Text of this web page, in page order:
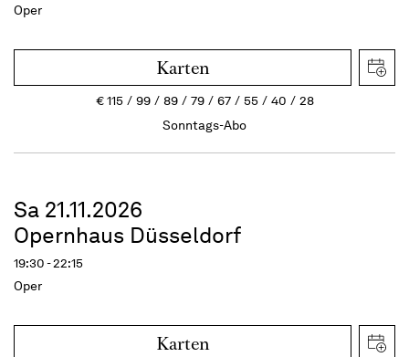
Oper
Karten
€115 99 89 79 67 55 40
28
Sonntags-Abo
Sa 21.11.2026
Opernhaus Düsseldorf
19:30 - 22:15
Oper
Karten